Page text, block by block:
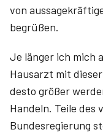
von
begrüßen.
Je länger ich mich
Hausarzt mit
desto größer
Handeln. Teile des
Bundesregierung